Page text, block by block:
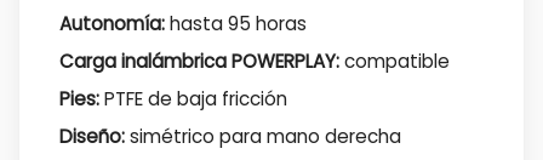
Autonomía:hasta 95 horas
Carga inalámbrica POWERPLAY:compatible
Pies:PTFE de baja fricción
Diseño:simétrico para mano derecha